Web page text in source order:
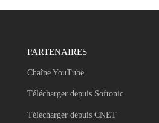
PARTENAIRES
Chaîne YouTube
Télécharger depuis Softonic
Télécharger depuis CNET